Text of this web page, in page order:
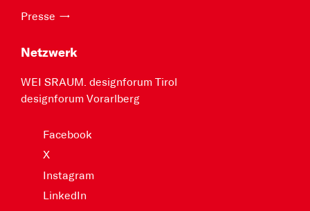
Presse
Netzwerk
WEI SRAUM. designforum Tirol
designforum Vorarlberg
Facebook
X
Instagram
LinkedIn